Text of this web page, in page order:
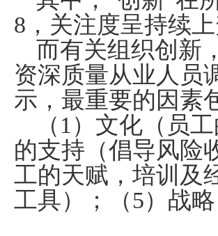
8 ，关注度呈持续上
而有关组织创新
资深质量从业人员
示，最重要的因素
（ 1 ）文化（员
的支持（倡导风险
工的天赋，培训及
工具）；（5）战